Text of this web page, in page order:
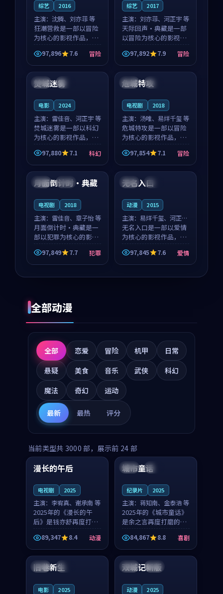
综艺 2016
主演： 沈腾、刘亦菲 等
狂潮营救是一部以冒险
为核心的影视作品，围
绕危机、反转与人物成
长展开，整体节奏紧
凑，值得推荐观看。
97,896 7.6 冒险
综艺 2017
主演： 刘亦菲、河正宇 等
天际回声·典藏是一部
以冒险为核心的影视作
品，围绕危机、反转与
人物成长展开，整体节
奏紧凑，值得推荐观
看。
97,892 7.9 冒险
中国 杜比
焚城迷雾
电影 2024
主演： 雷佳音、河正宇 等
焚城迷雾是一部以科幻
为核心的影视作品，围
绕危机、反转与人物成
长展开，整体节奏紧
凑，值得推荐观看。
97,880 7.1 科幻
法国 独播
危城特攻
电视剧 2018
主演： 汤唯、易烊千玺 等
危城特攻是一部以冒险
为核心的影视作品，围
绕危机、反转与人物成
长展开，整体节奏紧
凑，值得推荐观看。
97,854 7.1 冒险
美国 杜比
月面倒计时·典藏
电视剧 2018
主演： 雷佳音、章子怡 等
月面倒计时·典藏是一
部以犯罪为核心的影视
作品，围绕危机、反转
与人物成长展开，整体
节奏紧凑，值得推荐观
97,849 7.7 犯罪
日本 院线
无名入口
动漫 2015
主演： 易烊千玺、河正宇
等
无名入口是一部以爱情
为核心的影视作品，围
绕危机、反转与人物成
长展开，整体节奏紧
凑，值得推荐观看。
97,845 7.6 爱情
全部动漫
全部 恋爱 冒险 机甲
日常
悬疑
美食 音乐 武侠
科幻
魔法
奇幻 运动
最新 最热 评分
当前类型共 3000 部，展示前 24 部
中国 高分
99:16
漫长的午后
电视剧 2025
主演： 李宥真、谢承南 等
2025年的《漫长的午
后》是钱亦舒再度打磨
的动漫佳作。中国大陆
的取景与海岛日常的氛
围相互成就，李宥真与
谢承南的对手戏自然克
制，让整部影片在悬念
89,347 8.4 动漫
美国 院线
城市童话
纪录片 2025
主演： 蒋知南、金泰浩 等
2025年的《城市童话》
是余之言再度打磨的喜
剧佳作。美国的取景与
历史战争的氛围相互成
就，蒋知南与金泰浩的
对手戏自然克制，让整
部影片在悬念与温度
84,867 8.8 喜剧
英国 完结
旧巷新生
电影 2025
中国 独播
双城记新版
动漫 2025